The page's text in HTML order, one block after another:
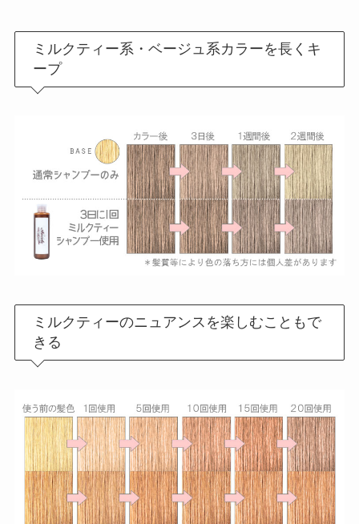
ミルクティー系・ベージュ系カラーを長くキ
ープ
ミルクティーのニュアンスを楽しむこともで
きる